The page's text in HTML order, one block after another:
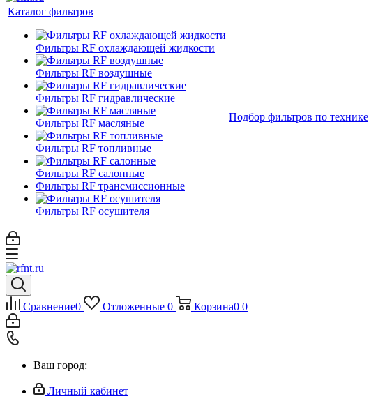
Каталог фильтров
Фильтры RF охлаждающей жидкости
Фильтры RF воздушные
Фильтры RF гидравлические
Фильтры RF масляные
Фильтры RF топливные
Фильтры RF салонные
Фильтры RF трансмиссионные
Фильтры RF осушителя
Подбор фильтров по технике
Сравнение0 Отложенные 0 Корзина0 0
Ваш город:
Личный кабинет